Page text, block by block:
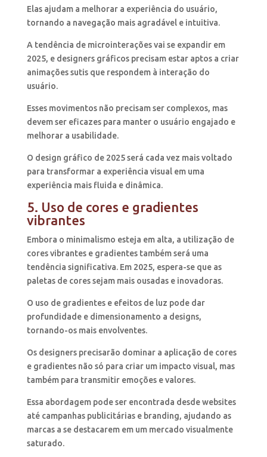
Elas ajudam a melhorar a experiência do usuário,
tornando a navegação mais agradável e intuitiva.
A tendência de microinterações vai se expandir em
2025, e designers gráficos precisam estar aptos a criar
animações sutis que respondem à interação do
usuário.
Esses movimentos não precisam ser complexos, mas
devem ser eficazes para manter o usuário engajado e
melhorar a usabilidade.
O design gráfico de 2025 será cada vez mais voltado
para transformar a experiência visual em uma
experiência mais fluida e dinâmica.
5. Uso de cores e gradientes
vibrantes
Embora o minimalismo esteja em alta, a utilização de
cores vibrantes e gradientes também será uma
tendência significativa. Em 2025, espera-se que as
paletas de cores sejam mais ousadas e inovadoras.
O uso de gradientes e efeitos de luz pode dar
profundidade e dimensionamento a designs,
tornando-os mais envolventes.
Os designers precisarão dominar a aplicação de cores
e gradientes não só para criar um impacto visual, mas
também para transmitir emoções e valores.
Essa abordagem pode ser encontrada desde websites
até campanhas publicitárias e branding, ajudando as
marcas a se destacarem em um mercado visualmente
saturado.